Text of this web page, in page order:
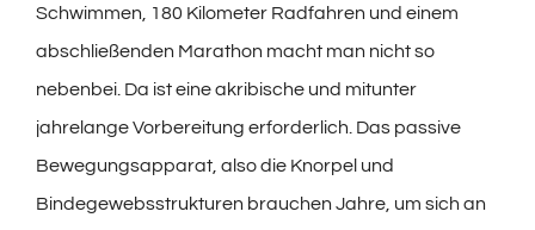
Schwimmen, 180 Kilometer Radfahren und einem
abschließenden Marathon macht man nicht so
nebenbei. Da ist eine akribische und mitunter
jahrelange Vorbereitung erforderlich. Das passive
Bewegungsapparat, also die Knorpel und
Bindegewebsstrukturen brauchen Jahre, um sich an